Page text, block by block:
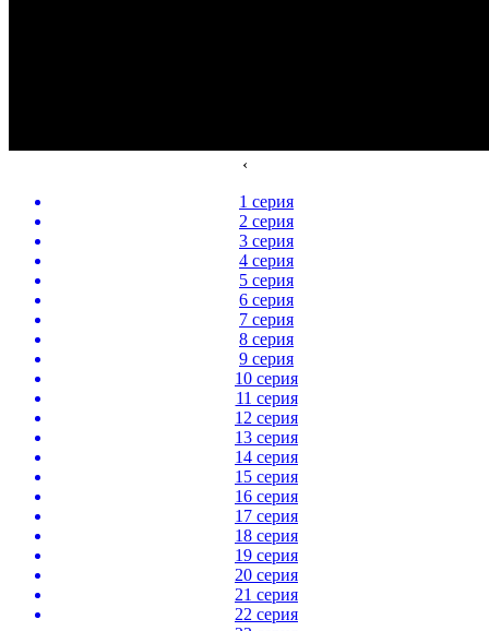
‹
1 серия
2 серия
3 серия
4 серия
5 серия
6 серия
7 серия
8 серия
9 серия
10 серия
11 серия
12 серия
13 серия
14 серия
15 серия
16 серия
17 серия
18 серия
19 серия
20 серия
21 серия
22 серия